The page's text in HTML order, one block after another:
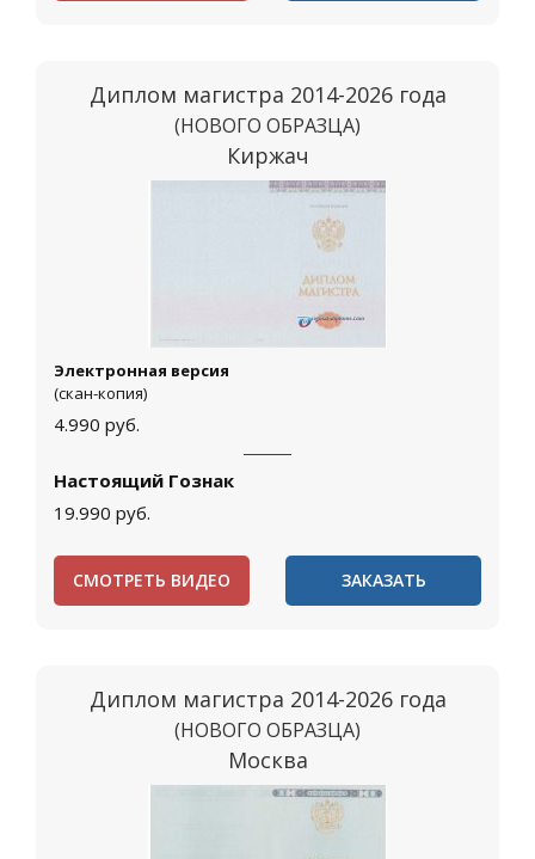
Диплом магистра 2014-2026 года
(НОВОГО ОБРАЗЦА)
Киржач
Электронная версия
(скан-копия)
4.990 руб.
Настоящий Гознак
19.990 руб.
СМОТРЕТЬ ВИДЕО ЗАКАЗАТЬ
Диплом магистра 2014-2026 года
(НОВОГО ОБРАЗЦА)
Москва